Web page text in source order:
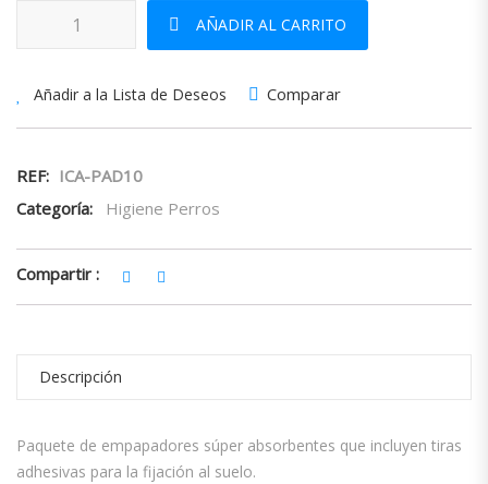
Paños Adiestramiento GloriaPets cantidad
AÑADIR AL CARRITO
Añadir a la Lista de Deseos Comparar
REF: ICA-PAD10
Categoría:
Higiene Perros
Compartir :
Descripción
Paquete de empapadores súper absorbentes que incluyen tiras
adhesivas para la fijación al suelo.